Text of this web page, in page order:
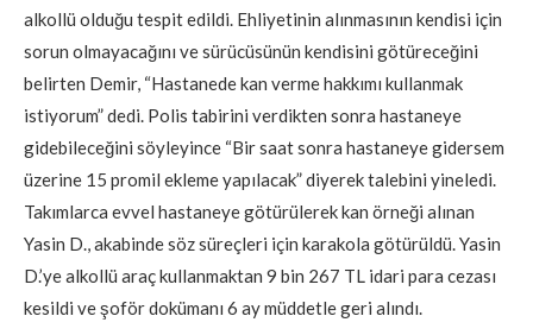
alkollü olduğu tespit edildi. Ehliyetinin alınmasının kendisi için
sorun olmayacağını ve sürücüsünün kendisini götüreceğini
belirten Demir, “Hastanede kan verme hakkımı kullanmak
istiyorum” dedi. Polis tabirini verdikten sonra hastaneye
gidebileceğini söyleyince “Bir saat sonra hastaneye gidersem
üzerine 15 promil ekleme yapılacak” diyerek talebini yineledi.
Takımlarca evvel hastaneye götürülerek kan örneği alınan
Yasin D., akabinde söz süreçleri için karakola götürüldü. Yasin
D.’ye alkollü araç kullanmaktan 9 bin 267 TL idari para cezası
kesildi ve şoför dokümanı 6 ay müddetle geri alındı.